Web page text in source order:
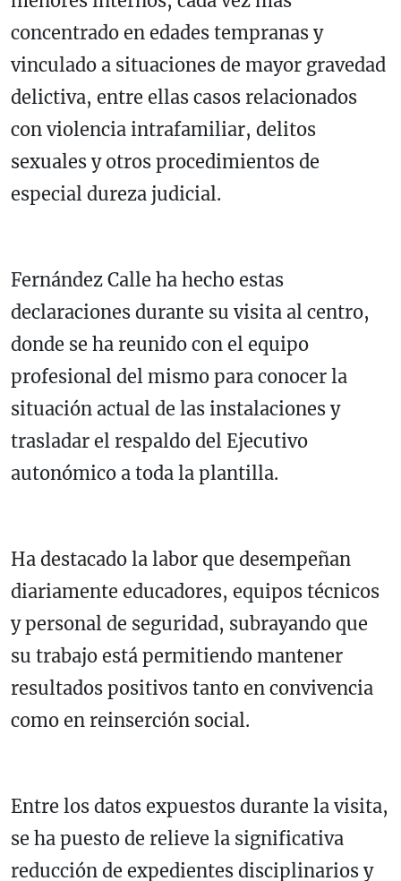
concentrado en edades tempranas y
vinculado a situaciones de mayor gravedad
delictiva, entre ellas casos relacionados
con violencia intrafamiliar, delitos
sexuales y otros procedimientos de
especial dureza judicial.
Fernández Calle ha hecho estas
declaraciones durante su visita al centro,
donde se ha reunido con el equipo
profesional del mismo para conocer la
situación actual de las instalaciones y
trasladar el respaldo del Ejecutivo
autonómico a toda la plantilla.
Ha destacado la labor que desempeñan
diariamente educadores, equipos técnicos
y personal de seguridad, subrayando que
su trabajo está permitiendo mantener
resultados positivos tanto en convivencia
como en reinserción social.
Entre los datos expuestos durante la visita,
se ha puesto de relieve la significativa
reducción de expedientes disciplinarios y